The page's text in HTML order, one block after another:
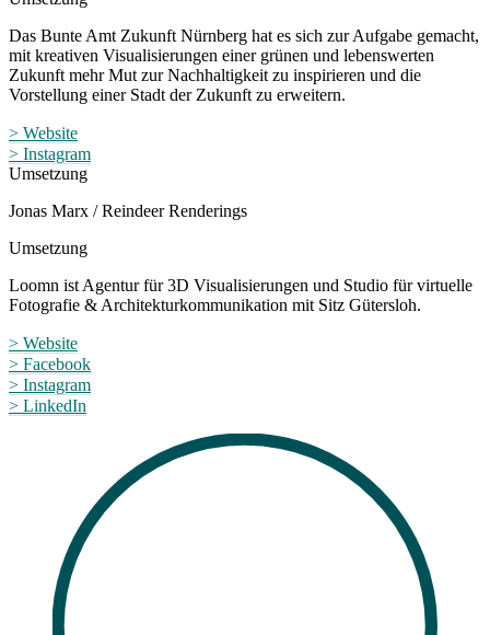
Das Bunte Amt Zukunft Nürnberg hat es sich zur Aufgabe gemacht,
mit kreativen Visualisierungen einer grünen und lebenswerten
Zukunft mehr Mut zur Nachhaltigkeit zu inspirieren und die
Vorstellung einer Stadt der Zukunft zu erweitern.
> Website
> Instagram
Umsetzung
Jonas Marx / Reindeer Renderings
Umsetzung
Loomn ist Agentur für 3D Visualisierungen und Studio für virtuelle
Fotografie & Architekturkommunikation mit Sitz Gütersloh.
> Website
> Facebook
> Instagram
> LinkedIn